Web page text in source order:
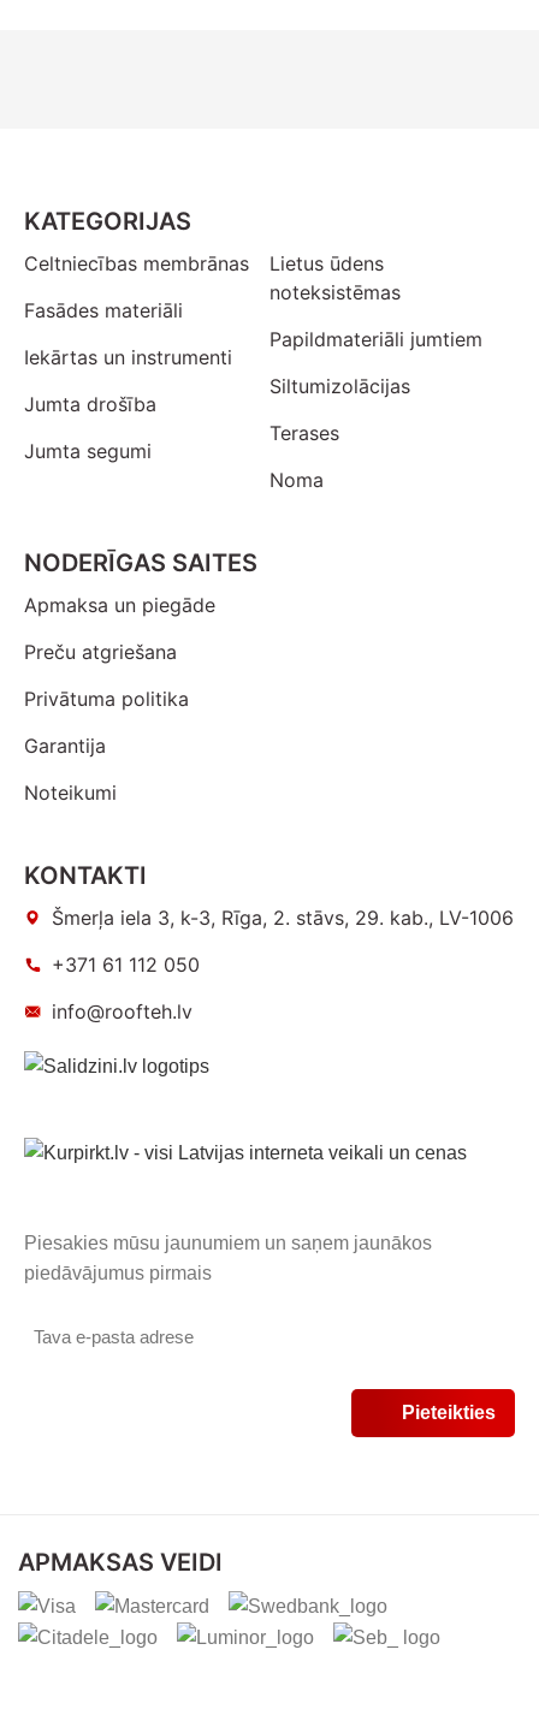
KATEGORIJAS
Celtniecības membrānas
Fasādes materiāli
Iekārtas un instrumenti
Jumta drošība
Jumta segumi
Lietus ūdens
noteksistēmas
Papildmateriāli jumtiem
Siltumizolācijas
Terases
Noma
NODERĪGAS SAITES
Apmaksa un piegāde
Preču atgriešana
Privātuma politika
Garantija
Noteikumi
KONTAKTI
Šmerļa iela 3, k-3, Rīga, 2. stāvs, 29. kab., LV-1006
+371 61 112 050
info@roofteh.lv
Piesakies mūsu jaunumiem un saņem jaunākos
piedāvājumus pirmais
APMAKSAS VEIDI